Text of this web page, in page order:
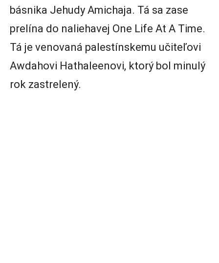
básnika Jehudy Amichaja. Tá sa zase
prelína do naliehavej One Life At A Time.
Tá je venovaná palestínskemu učiteľovi
Awdahovi Hathaleenovi, ktorý bol minulý
rok zastrelený.